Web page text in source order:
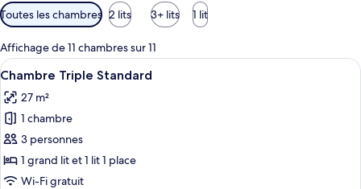
Filtres
disponibles
pour
les
chambres
Toutes les chambres 2 lits 3+ lits 1 lit
Affichage de 11 chambres sur 11
Afficher
toutes
les
photos
pour
ce
type
Une chambre d’hôtel avec deux
4
Chambre Triple Standard
27 m²
1 chambre
3 personnes
1 grand lit et 1 lit 1 place
Wi-Fi gratuit